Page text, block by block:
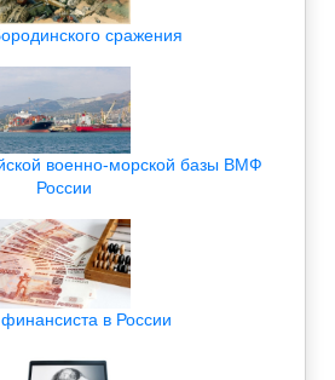
сражения
военно-морской базы ВМФ
России
в России